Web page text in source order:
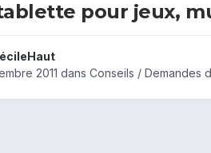
pour jeux,
2011 dans Conseils / Demandes